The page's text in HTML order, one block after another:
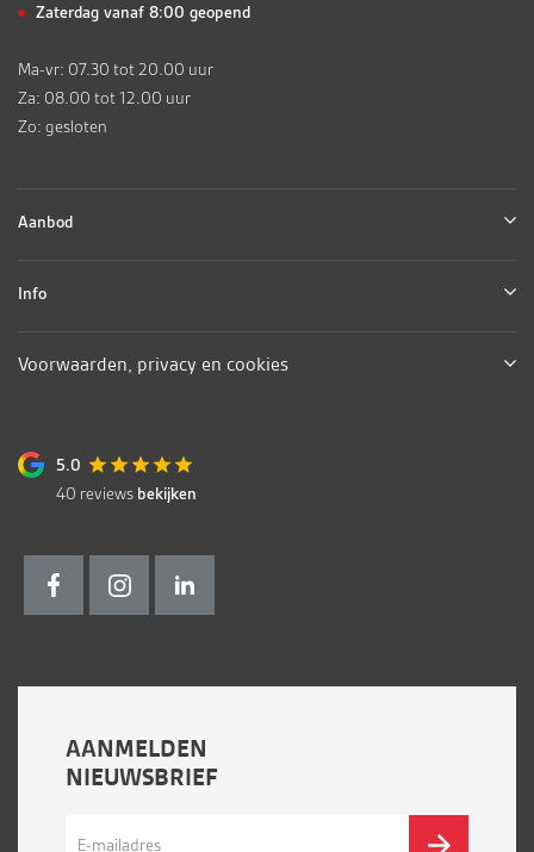
AANMELDEN
NIEUWSBRIEF
Zaterdag vanaf 8:00 geopend
Ma-vr: 07.30 tot 20.00 uur
Za: 08.00 tot 12.00 uur
Zo: gesloten
Aanbod
Info
5.0
40 reviews bekijken
Voorwaarden, privacy en cookies